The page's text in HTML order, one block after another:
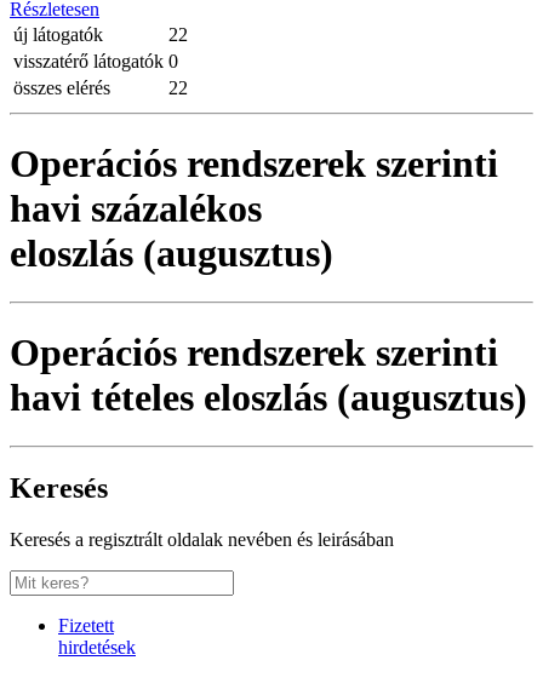
Részletesen
új látogatók
22
visszatérő látogatók 0
összes elérés
22
Operációs rendszerek szerinti
havi százalékos
eloszlás (augusztus)
Operációs rendszerek szerinti
havi tételes eloszlás (augusztus)
Keresés
Keresés a regisztrált oldalak nevében és leirásában
Fizetett
hirdetések